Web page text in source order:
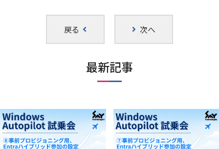
戻る 次へ
最新記事